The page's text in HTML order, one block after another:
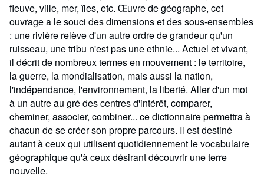
fleuve, ville, mer, îles, etc. Œuvre de géographe, cet
ouvrage a le souci des dimensions et des sous-ensembles
: une rivière relève d'un autre ordre de grandeur qu'un
ruisseau, une tribu n'est pas une ethnie... Actuel et vivant,
il décrit de nombreux termes en mouvement : le territoire,
la guerre, la mondialisation, mais aussi la nation,
l'indépendance, l'environnement, la liberté. Aller d'un mot
à un autre au gré des centres d'intérêt, comparer,
cheminer, associer, combiner... ce dictionnaire permettra à
chacun de se créer son propre parcours. Il est destiné
autant à ceux qui utilisent quotidiennement le vocabulaire
géographique qu'à ceux désirant découvrir une terre
nouvelle.